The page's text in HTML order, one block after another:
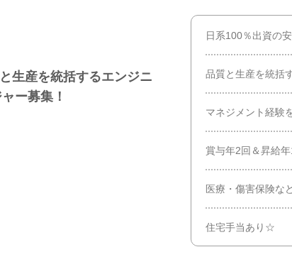
生産を統括するエンジニ
ー募集！
日系100％出資の
品質と生産を統括
マネジメント経験
賞与年2回＆昇給
医療・傷害保険な
住宅手当あり☆